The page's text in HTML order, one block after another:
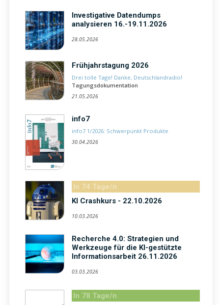
Investigative Datendumps
analysieren 16.-19.11.2026
28.05.2026
Frühjahrstagung 2026
Drei tolle Tage! Danke, Deutschlandradio!
Tagungsdokumentation
21.05.2026
info7
info7 1/2026: Schwerpunkt Produkte
30.04.2026
In 74 Tage/n
KI Crashkurs - 22.10.2026
10.03.2026
Recherche 4.0: Strategien und
Werkzeuge für die KI-gestützte
Informationsarbeit 26.11.2026
03.03.2026
In 78 Tage/n